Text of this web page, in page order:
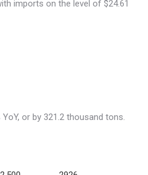
imports on the level of $24.61
or by 321.2 thousand tons.